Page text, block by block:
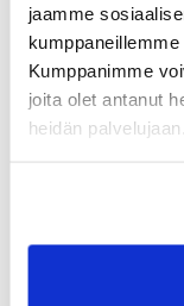
jaamme
Kumppanimme
joita olet antanut
heidän palvelujaan.
Ti 15.09. klo:
07:00 - 21:00
To 17.09. klo:
09:00 - 17:00
Ti 22.09. klo: